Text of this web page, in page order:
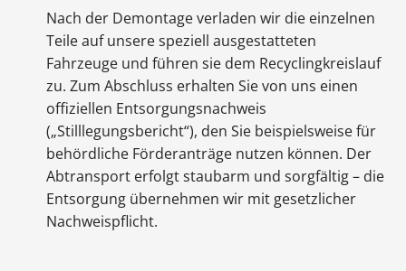
Nach der Demontage verladen wir die einzelnen
Teile auf unsere speziell ausgestatteten
Fahrzeuge und führen sie dem Recyclingkreislauf
zu. Zum Abschluss erhalten Sie von uns einen
offiziellen Entsorgungsnachweis
(„Stilllegungsbericht“), den Sie beispielsweise für
behördliche Förderanträge nutzen können. Der
Abtransport erfolgt staubarm und sorgfältig – die
Entsorgung übernehmen wir mit gesetzlicher
Nachweispflicht.